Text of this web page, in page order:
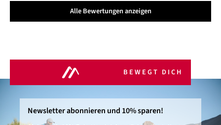
Alle Bewertungen anzeigen
BEWEGT DICH
Newsletter abonnieren und 10% sparen!